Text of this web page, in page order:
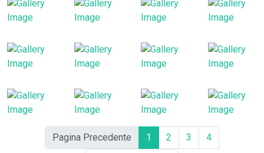
Pagina Precedente 1 2 3
4